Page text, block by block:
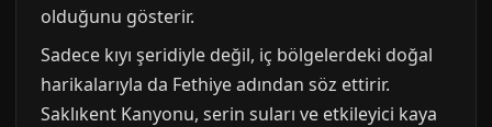
olduğunu gösterir.
Sadece kıyı şeridiyle değil, iç bölgelerdeki doğal
harikalarıyla da Fethiye adından söz ettirir.
Saklıkent Kanyonu, serin suları ve etkileyici kaya